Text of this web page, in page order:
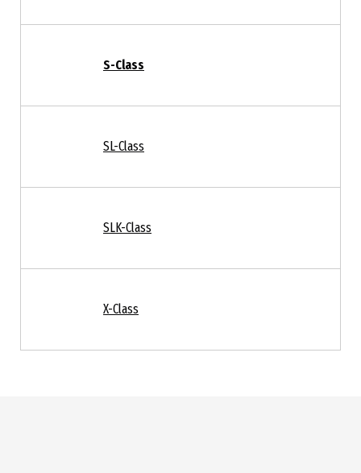
S-Class
SL-Class
SLK-Class
X-Class